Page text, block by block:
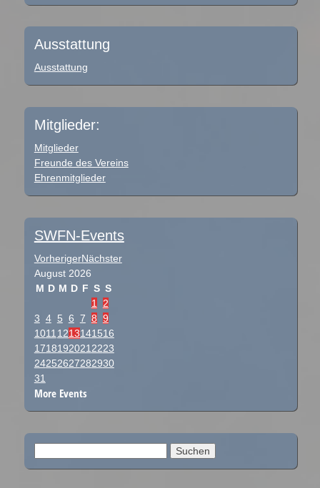
Ausstattung
Ausstattung
Mitglieder:
Mitglieder
Freunde des Vereins
Ehrenmitglieder
SWFN-Events
VorherigerNächster
August 2026
M D M D F S S
1
2
3 4 5 6 7 8 9
1011 1213141516
1718192021 2223
24252627282930
31
More Events